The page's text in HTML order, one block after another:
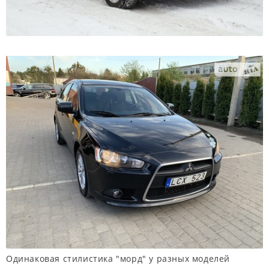
Одинаковая стилистика "морд" у разных моделей